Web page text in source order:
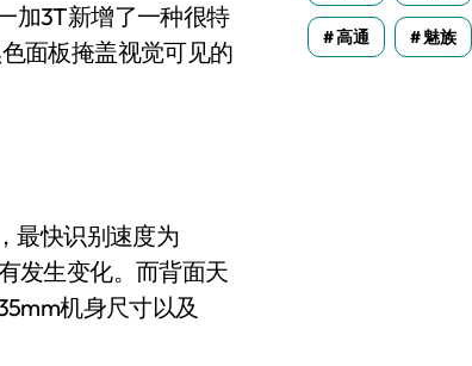
加3T新增了一种很特
面板掩盖视觉可见的
最快识别速度为
发生变化。而背面天
机身尺寸以及
高通 魅族